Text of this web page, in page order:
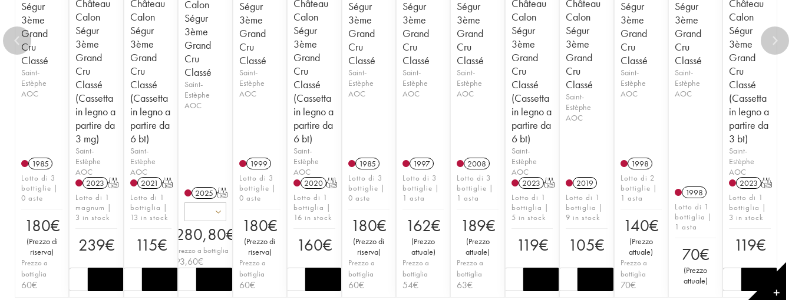
Ségur
3ème
Grand
Cru
Classé
Saint-
Estèphe
AOC
1985
Lotto di 3
bottiglie |
0 aste
180€
(Prezzo di
riserva)
Prezzo a
bottiglia
60€
Château
Calon
Ségur
3ème
Grand
Cru
Classé
(Cassetta
in legno a
partire da
3 mg)
Saint-
Estèphe
AOC
2023 T
Lotto di 1
magnum |
3 in stock
239€
Château
Calon
Ségur
3ème
Grand
Cru
Classé
(Cassetta
in legno a
partire da
6 bt)
Saint-
Estèphe
AOC
2021 T
Lotto di 1
bottiglia |
13 in stock
115€
Calon
Ségur
3ème
Grand
Cru
Classé
Saint-
Estèphe
AOC
2025 T
280,80€
Prezzo a bottiglia
93,60€
Ségur
3ème
Grand
Cru
Classé
Saint-
Estèphe
AOC
1999
Lotto di 3
bottiglie |
0 aste
180€
(Prezzo di
riserva)
Prezzo a
bottiglia
60€
Château
Calon
Ségur
3ème
Grand
Cru
Classé
(Cassetta
in legno a
partire da
6 bt)
Saint-
Estèphe
AOC
2020 T
Lotto di 1
bottiglia |
16 in stock
160€
Ségur
3ème
Grand
Cru
Classé
Saint-
Estèphe
AOC
1985
Lotto di 3
bottiglie |
0 aste
180€
(Prezzo di
riserva)
Prezzo a
bottiglia
60€
Ségur
3ème
Grand
Cru
Classé
Saint-
Estèphe
AOC
1997
Lotto di 3
bottiglie |
1 asta
162€
(Prezzo
attuale)
Prezzo a
bottiglia
54€
Ségur
3ème
Grand
Cru
Classé
Saint-
Estèphe
AOC
2008
Lotto di 3
bottiglie |
1 asta
189€
(Prezzo
attuale)
Prezzo a
bottiglia
63€
Château
Calon
Ségur
3ème
Grand
Cru
Classé
(Cassetta
in legno a
partire da
6 bt)
Saint-
Estèphe
AOC
2023 T
Lotto di 1
bottiglia |
5 in stock
119€
Château
Calon
Ségur
3ème
Grand
Cru
Classé
Saint-
Estèphe
AOC
2019
Lotto di 1
bottiglia |
9 in stock
105€
Ségur
3ème
Grand
Cru
Classé
Saint-
Estèphe
AOC
1998
Lotto di 2
bottiglie |
1 asta
140€
(Prezzo
attuale)
Prezzo a
bottiglia
70€
Ségur
3ème
Grand
Cru
Classé
Saint-
Estèphe
AOC
1998
Lotto di 1
bottiglia |
1 asta
70€
(Prezzo
attuale)
Château
Calon
Ségur
3ème
Grand
Cru
Classé
(Cassetta
in legno a
partire da
3 bt)
Saint-
Estèphe
AOC
2023 T
Lotto di 1
bottiglia |
3 in stock
119€
✕